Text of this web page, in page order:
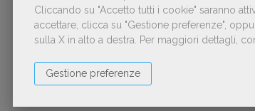
Cliccando su "Accetto tutti i cookie" saranno
accettare, clicca su "Gestione preferenze",
sulla X in alto a destra.
Per maggiori dettagli,
Gestione preferenze